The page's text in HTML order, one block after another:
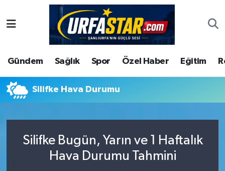
Gündem Sağlık Spor Özel Haber Eğitim
Silifke Hava Durumu
Silifke Bugün, Yarın ve 1 Haftalık
Hava Durumu Tahmini
ASAYİS
ÇEVRE
DUNYA
Ekonomi
Şanlıurfa Nöbetçi Eczaneler
Şanlıurfa Hava Durumu
Şanlıurfa Namaz Vakitleri
Süper Lig Puan Durumu ve Fikstür